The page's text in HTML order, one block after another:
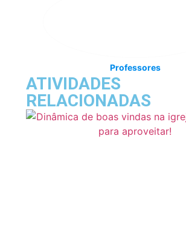
Professores
ATIVIDADES
RELACIONADAS